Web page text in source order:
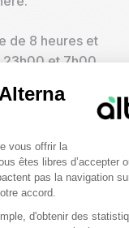
de 8 heures et
23h00 et 7h00
votre
qu’il fonctionne
votre
de
ces
d’heures
du
vous offrir la
êtes libres d’accepter
pas la navigation
accord.
d'obtenir des